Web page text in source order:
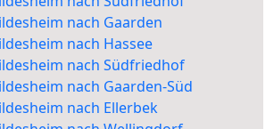
nach Gaarden
nach Hassee
nach Südfriedhof
nach Gaarden-Süd
nach Ellerbek